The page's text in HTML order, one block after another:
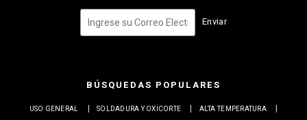
Enviar
BÚSQUEDAS POPULARES
USO GENERAL SOLDADURA Y OXICORTE
ALTA TEMPERATURA